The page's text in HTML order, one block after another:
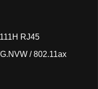
RJ45
/ 802.11ax